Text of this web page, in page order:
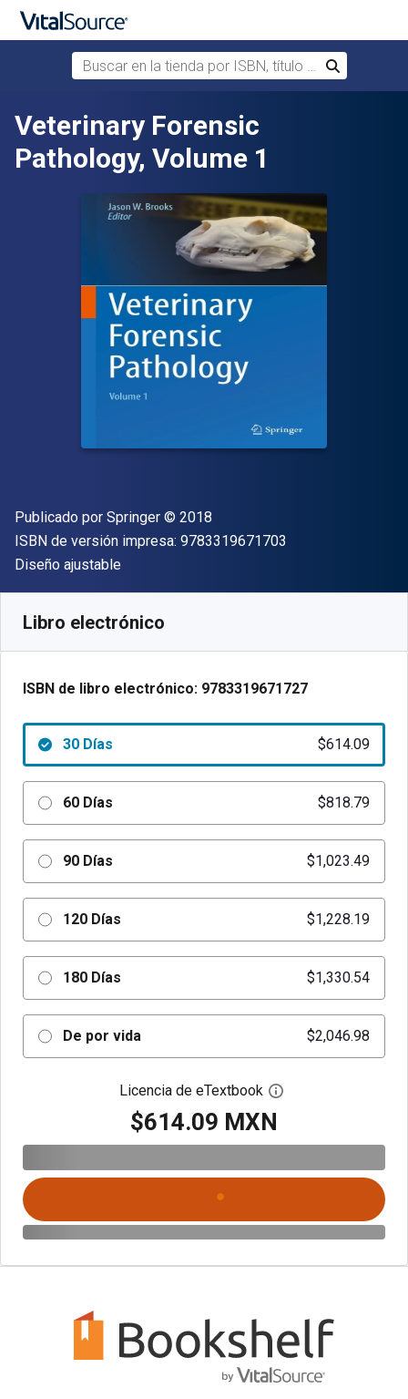
Saltar al contenido principal
Buscar en la tienda por ISBN, título o autor
Buscar
Veterinary Forensic
Pathology, Volume 1
Editor
Publicado por Springer Copyright
© 2018
ISBN de versión impresa: 9783319671703
Formato
Diseño ajustable
Libro electrónico
ISBN de libro electrónico: 9783319671727
30 Días $614.09
60 Días $818.79
90 Días $1,023.49
120 Días $1,228.19
180 Días $1,330.54
De por vida $2,046.98
Licencia de eTextbook Abre el cuadro de
$614.09 MXN